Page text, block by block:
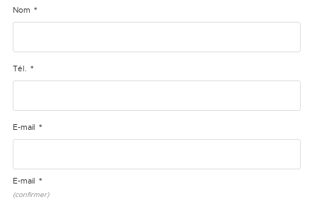
Nom *
Tél. *
E-mail *
E-mail *
(confirmer)